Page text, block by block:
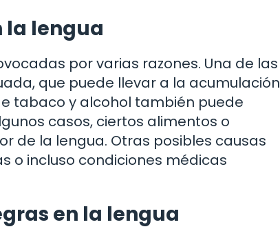
la lengua
por varias razones. Una de las
que puede llevar a la acumulación
tabaco y alcohol también puede
casos, ciertos alimentos o
de la lengua. Otras posibles causas
o incluso condiciones médicas
en la lengua